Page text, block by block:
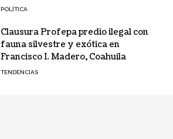
POLÍTICA
Clausura Profepa predio ilegal con
fauna silvestre y exótica en
Francisco I. Madero, Coahuila
TENDENCIAS